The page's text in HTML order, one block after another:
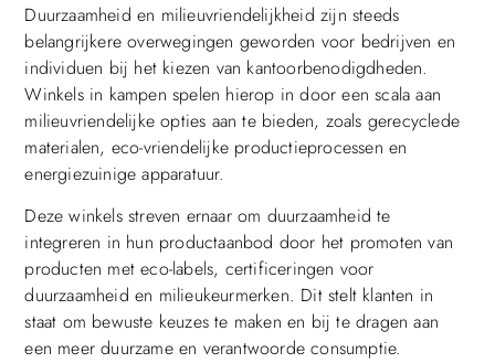
Duurzaamheid en milieuvriendelijkheid zijn steeds
belangrijkere overwegingen geworden voor bedrijven en
individuen bij het kiezen van kantoorbenodigdheden.
Winkels in kampen spelen hierop in door een scala aan
milieuvriendelijke opties aan te bieden, zoals gerecyclede
materialen, eco-vriendelijke productieprocessen en
energiezuinige apparatuur.
Deze winkels streven ernaar om duurzaamheid te
integreren in hun productaanbod door het promoten van
producten met eco-labels, certificeringen voor
duurzaamheid en milieukeurmerken. Dit stelt klanten in
staat om bewuste keuzes te maken en bij te dragen aan
een meer duurzame en verantwoorde consumptie.